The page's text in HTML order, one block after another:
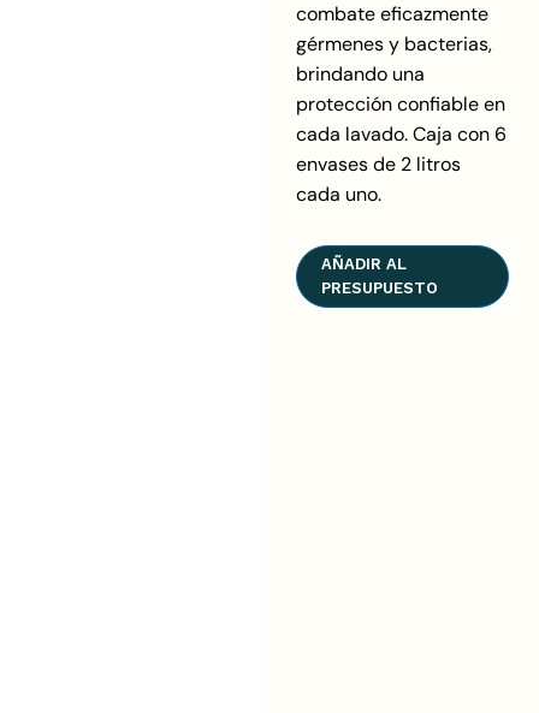
combate eficazmente
gérmenes y bacterias,
brindando una
protección confiable en
cada lavado. Caja con 6
envases de 2 litros
cada uno.
AÑADIR AL
PRESUPUESTO